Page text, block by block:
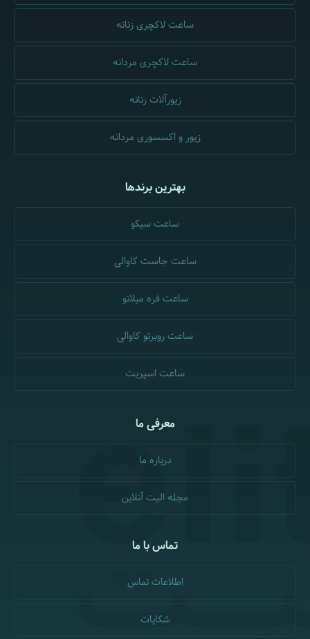
ساعت لاکچری زنانه
ساعت لاکچری مردانه
زیورآلات زنانه
زیور و اکسسوری مردانه
بهترین برندها
ساعت سیکو
ساعت جاست کاوالی
ساعت فره میلانو
ساعت روبرتو کاوالی
ساعت اسپریت
معرفی ما
درباره ما
مجله الیت آنلاین
تماس با ما
اطلاعات تماس
شکایات